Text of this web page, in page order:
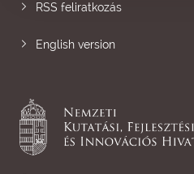
RSS feliratkozás
English version